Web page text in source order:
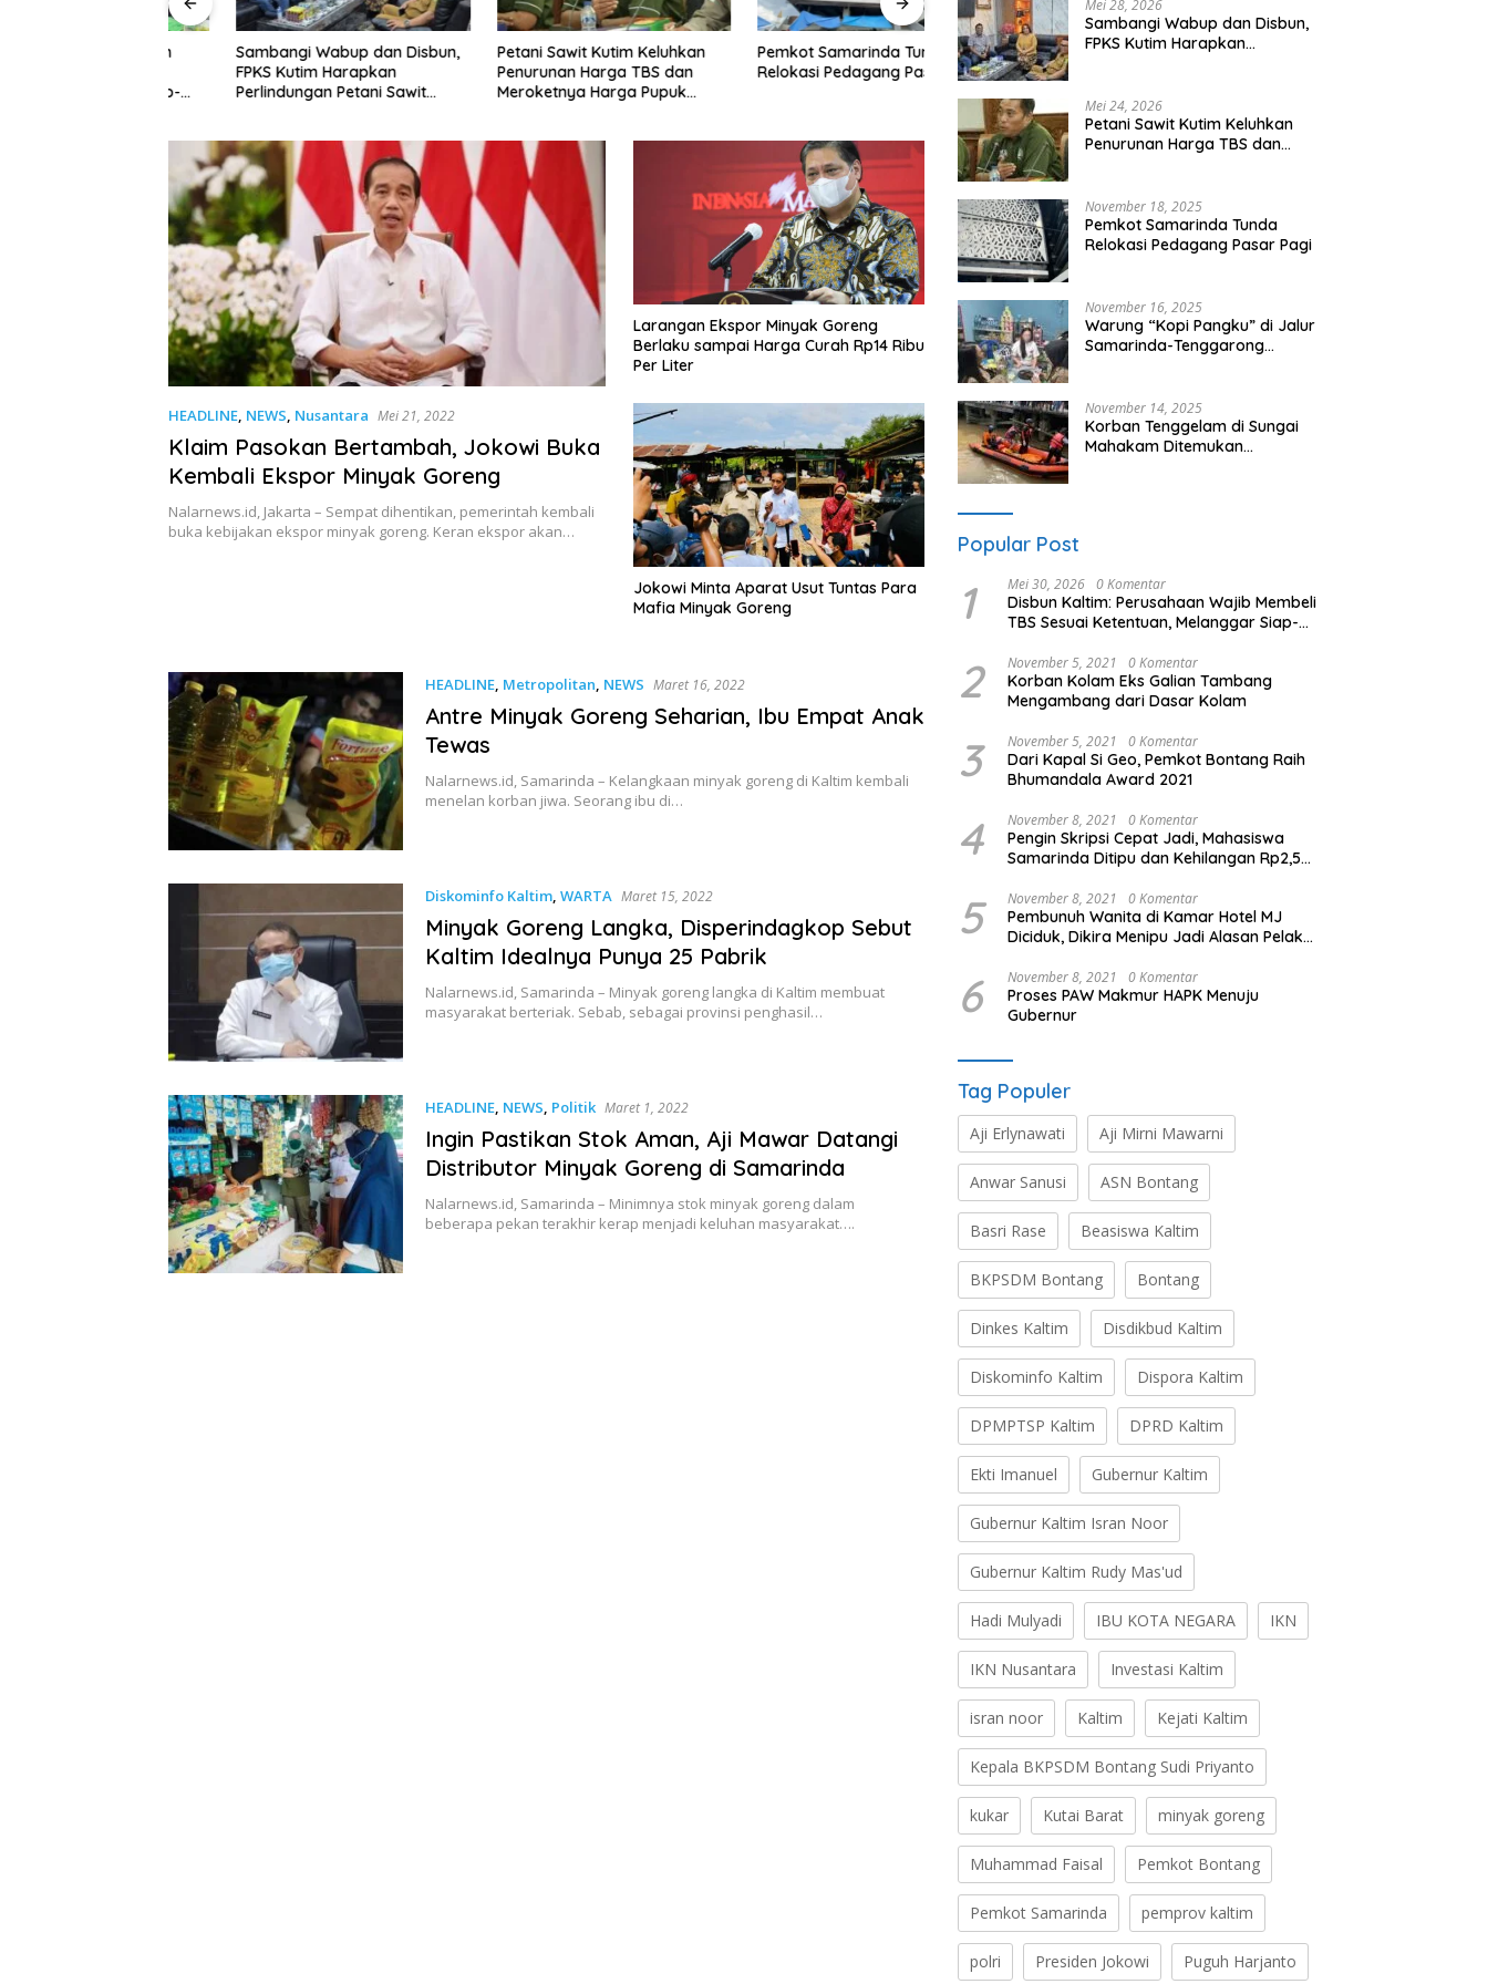
Sambangi Wabup dan Disbun,
FPKS Kutim Harapkan
Perlindungan Petani Sawit
Petani Sawit Kutim Keluhkan
Penurunan Harga TBS dan
Meroketnya Harga Pupuk
Pemkot Samarinda Tunda
Relokasi Pedagang Pasar Pagi
Warung “Kopi Pangku” di Jalur
Samarinda-Tenggarong
Korban Tenggelam di Sungai
HEADLINE, NEWS, Nusantara Mei 21, 2022
Klaim Pasokan Bertambah, Jokowi Buka
Kembali Ekspor Minyak Goreng
Nalarnews.id, Jakarta – Sempat dihentikan, pemerintah kembali
buka kebijakan ekspor minyak goreng. Keran ekspor akan…
Larangan Ekspor Minyak Goreng
Berlaku sampai Harga Curah Rp14 Ribu
Per Liter
Jokowi Minta Aparat Usut Tuntas Para
Mafia Minyak Goreng
HEADLINE, Metropolitan, NEWS Maret 16, 2022
Antre Minyak Goreng Seharian, Ibu Empat Anak
Tewas
Nalarnews.id, Samarinda – Kelangkaan minyak goreng di Kaltim kembali
menelan korban jiwa. Seorang ibu di…
Diskominfo Kaltim, WARTA Maret 15, 2022
Minyak Goreng Langka, Disperindagkop Sebut
Kaltim Idealnya Punya 25 Pabrik
Nalarnews.id, Samarinda – Minyak goreng langka di Kaltim membuat
masyarakat berteriak. Sebab, sebagai provinsi penghasil…
HEADLINE, NEWS, Politik Maret 1, 2022
Ingin Pastikan Stok Aman, Aji Mawar Datangi
Distributor Minyak Goreng di Samarinda
Nalarnews.id, Samarinda – Minimnya stok minyak goreng dalam
beberapa pekan terakhir kerap menjadi keluhan masyarakat….
Mei 28, 2026
Sambangi Wabup dan Disbun,
FPKS Kutim Harapkan
Mei 24, 2026
Petani Sawit Kutim Keluhkan
Penurunan Harga TBS dan
November 18, 2025
Pemkot Samarinda Tunda
Relokasi Pedagang Pasar Pagi
November 16, 2025
Warung “Kopi Pangku” di Jalur
Samarinda-Tenggarong
November 14, 2025
Korban Tenggelam di Sungai
Mahakam Ditemukan
Popular Post
1 Mei 30, 2026 0 Komentar
Disbun Kaltim: Perusahaan Wajib Membeli
TBS Sesuai Ketentuan, Melanggar Siap-
2 November 5, 2021 0 Komentar
Korban Kolam Eks Galian Tambang
Mengambang dari Dasar Kolam
3 November 5, 2021 0 Komentar
Dari Kapal Si Geo, Pemkot Bontang Raih
Bhumandala Award 2021
4 November 8, 2021 0 Komentar
Pengin Skripsi Cepat Jadi, Mahasiswa
Samarinda Ditipu dan Kehilangan Rp2,5
5 November 8, 2021 0 Komentar
Pembunuh Wanita di Kamar Hotel MJ
Diciduk, Dikira Menipu Jadi Alasan Pelaku
6 November 8, 2021 0 Komentar
Proses PAW Makmur HAPK Menuju
Gubernur
Tag Populer
Aji Erlynawati Aji Mirni Mawarni
Anwar Sanusi ASN Bontang
Basri Rase Beasiswa Kaltim
BKPSDM Bontang Bontang
Dinkes Kaltim Disdikbud Kaltim
Diskominfo Kaltim Dispora Kaltim
DPMPTSP Kaltim DPRD Kaltim
Ekti Imanuel Gubernur Kaltim
Gubernur Kaltim Isran Noor
Gubernur Kaltim Rudy Mas'ud
Hadi Mulyadi IBU KOTA NEGARA IKN
IKN Nusantara Investasi Kaltim
isran noor Kaltim Kejati Kaltim
Kepala BKPSDM Bontang Sudi Priyanto
kukar Kutai Barat minyak goreng
Muhammad Faisal Pemkot Bontang
Pemkot Samarinda pemprov kaltim
polri Presiden Jokowi Puguh Harjanto